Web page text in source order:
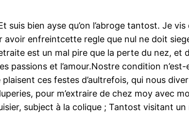
suis bien ayse qu’on l’abroge tantost. Je
avoir enfreintcette regle que nul ne doit
est un mal pire que la perte du nez,
passions et l’amour.Nostre condition
ces festes d’aultrefois, qui nous
pour m’extraire de chez moy avec
subject à la colique ; Tantost visitant un